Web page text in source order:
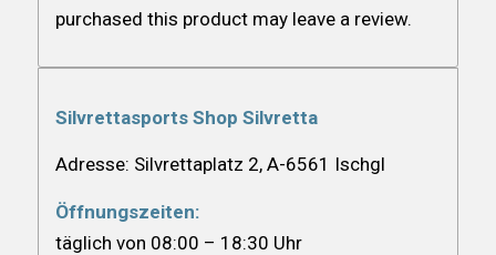
purchased this product may leave a review.
Silvrettasports Shop Silvretta
Adresse: Silvrettaplatz 2, A-6561 Ischgl
Öffnungszeiten:
täglich von 08:00 – 18:30 Uhr